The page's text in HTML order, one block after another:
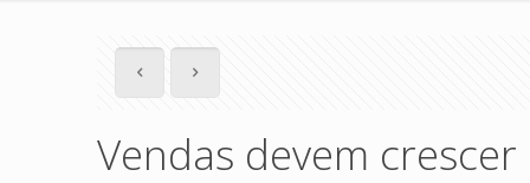
Vendas devem crescer